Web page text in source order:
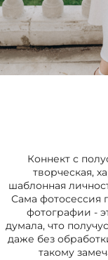
Коннект с
творческая,
шаблонная
Сама фотосессия
фотографии -
думала, что
даже без
такому